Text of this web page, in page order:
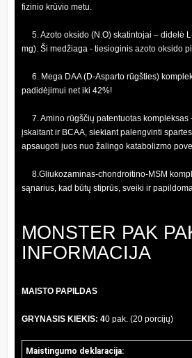
fizinio krūvio metu.
5. Azoto oksido (N.O) skatintojai – didelė
mg). Ši medžiaga - tiesioginis azoto oksido
6. Mega DAA (D-Asparto rūgšties)
padidėjimui net iki 42%!
7. Amino rūgščių patentuotas kompleksas
įskaitant ir BCAA, siekiant palengvinti
apsaugoti juos nuo žalingo katabolizmo
8.Gliukozaminas-chondroitino-MSM
sąnarius, kad būtų stiprūs, sveiki ir
MONSTER PAK
INFORMACIJA
MAISTO PAPILDAS
GRYNASIS KIEKIS: 40 pak. (20 porcijų)
Maistingumo deklaracija: